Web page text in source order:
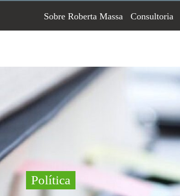
Sobre Roberta Massa Consultoria
Política